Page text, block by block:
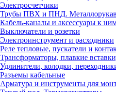
Электросчетчики
Трубы ПВХ и ПНД.
Кабель-каналы и аксессуары к
Выключатели и розетки
Электроинструмент и расходники
Реле тепловые, пускатели и
Трансформаторы, плавкие
Удлинители, колодки,
Разъемы кабельные
Арматура и инструменты для